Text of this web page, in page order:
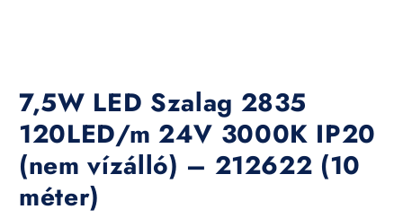
7,5W LED Szalag 2835
120LED/m 24V 3000K IP20
(nem vízálló) – 212622 (10
méter)